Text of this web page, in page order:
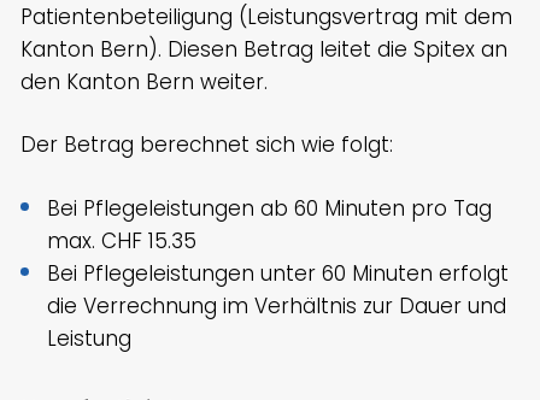
Patientenbeteiligung (Leistungsvertrag mit dem
Kanton Bern). Diesen Betrag leitet die Spitex an
den Kanton Bern weiter.
Der Betrag berechnet sich wie folgt:
Bei Pflegeleistungen ab 60 Minuten pro Tag
max. CHF 15.35
Bei Pflegeleistungen unter 60 Minuten erfolgt
die Verrechnung im Verhältnis zur Dauer und
Leistung